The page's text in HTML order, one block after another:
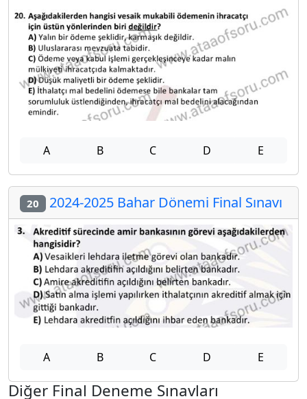
A B C D E
20 2024-2025 Bahar Dönemi Final Sınavı
A B C D E
Diğer Final Deneme Sınavları